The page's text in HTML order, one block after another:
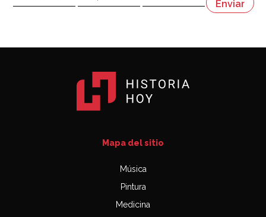
Napoleón
Mapa del sitio
Música
Pintura
Medicina